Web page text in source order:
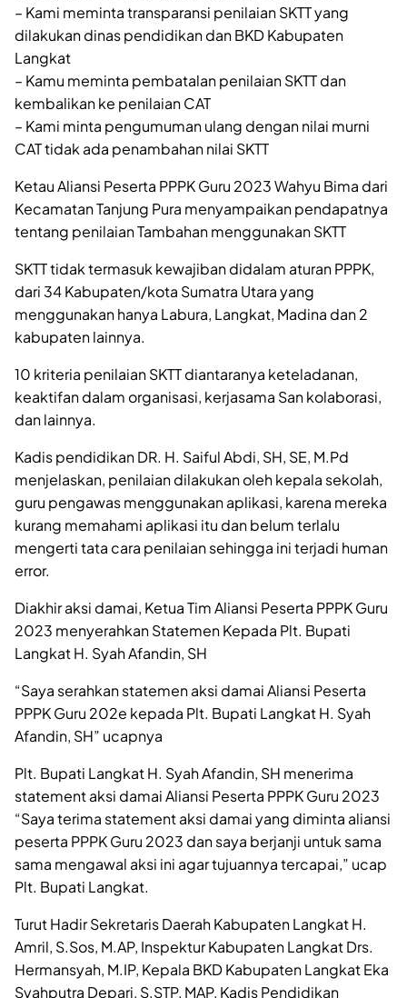
– Kami meminta transparansi penilaian SKTT yang
dilakukan dinas pendidikan dan BKD Kabupaten
Langkat
– Kamu meminta pembatalan penilaian SKTT dan
kembalikan ke penilaian CAT
– Kami minta pengumuman ulang dengan nilai murni
CAT tidak ada penambahan nilai SKTT
Ketau Aliansi Peserta PPPK Guru 2023 Wahyu Bima dari
Kecamatan Tanjung Pura menyampaikan pendapatnya
tentang penilaian Tambahan menggunakan SKTT
SKTT tidak termasuk kewajiban didalam aturan PPPK,
dari 34 Kabupaten/kota Sumatra Utara yang
menggunakan hanya Labura, Langkat, Madina dan 2
kabupaten lainnya.
10 kriteria penilaian SKTT diantaranya keteladanan,
keaktifan dalam organisasi, kerjasama San kolaborasi,
dan lainnya.
Kadis pendidikan DR. H. Saiful Abdi, SH, SE, M.Pd
menjelaskan, penilaian dilakukan oleh kepala sekolah,
guru pengawas menggunakan aplikasi, karena mereka
kurang memahami aplikasi itu dan belum terlalu
mengerti tata cara penilaian sehingga ini terjadi human
error.
Diakhir aksi damai, Ketua Tim Aliansi Peserta PPPK Guru
2023 menyerahkan Statemen Kepada Plt. Bupati
Langkat H. Syah Afandin, SH
“Saya serahkan statemen aksi damai Aliansi Peserta
PPPK Guru 202e kepada Plt. Bupati Langkat H. Syah
Afandin, SH” ucapnya
Plt. Bupati Langkat H. Syah Afandin, SH menerima
statement aksi damai Aliansi Peserta PPPK Guru 2023
“Saya terima statement aksi damai yang diminta aliansi
peserta PPPK Guru 2023 dan saya berjanji untuk sama
sama mengawal aksi ini agar tujuannya tercapai,” ucap
Plt. Bupati Langkat.
Turut Hadir Sekretaris Daerah Kabupaten Langkat H.
Amril, S.Sos, M.AP, Inspektur Kabupaten Langkat Drs.
Hermansyah, M.IP, Kepala BKD Kabupaten Langkat Eka
Syahputra Depari, S.STP, MAP, Kadis Pendidikan